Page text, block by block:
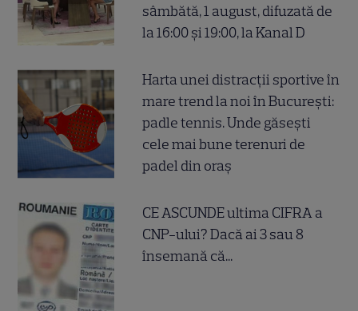
sâmbătă, 1 august, difuzată de
la 16:00 și 19:00, la Kanal D
Harta unei distracții sportive în
mare trend la noi în București:
padle tennis. Unde găsești
cele mai bune terenuri de
padel din oraș
CE ASCUNDE ultima CIFRA a
CNP-ului? Dacă ai 3 sau 8
însemană că...